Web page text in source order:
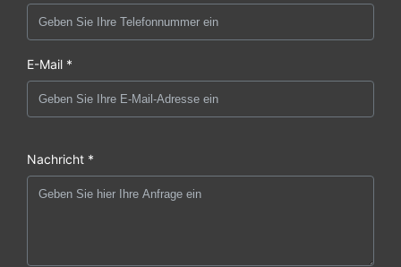
E-Mail *
Nachricht *